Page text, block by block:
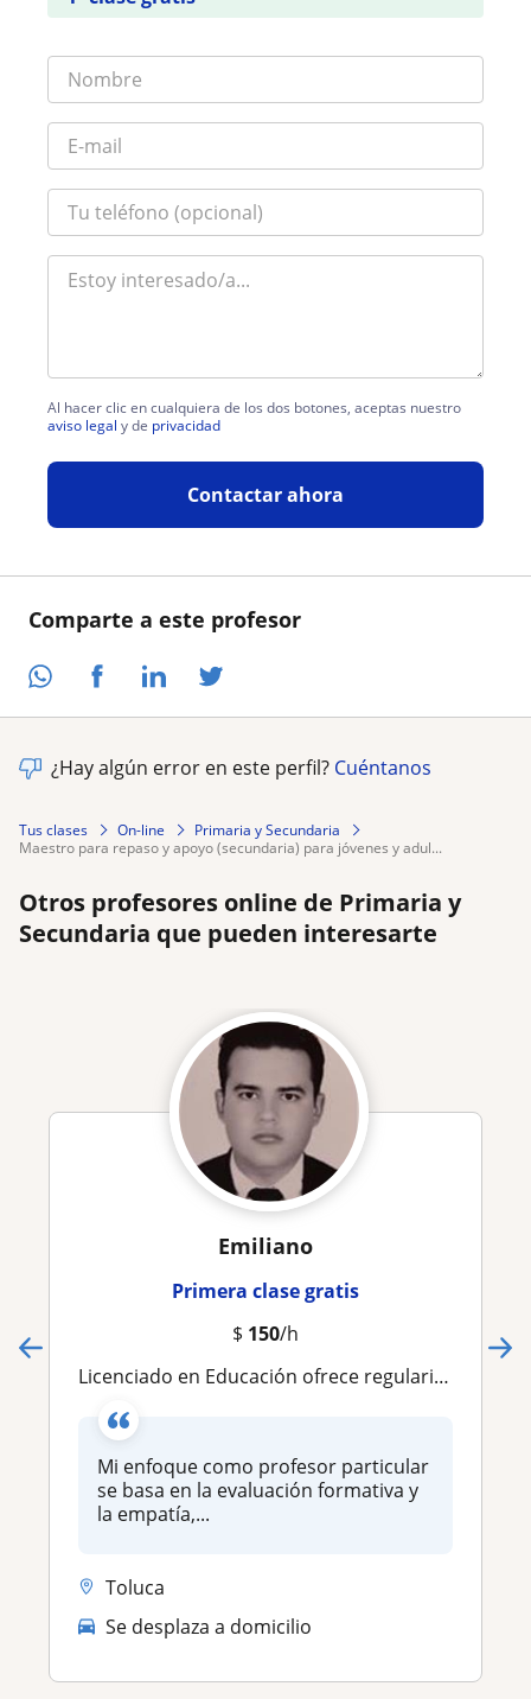
Comparte a este profesor
Al hacer clic en cualquiera de los dos botones, aceptas nuestro
aviso legal y de privacidad
Contactar ahora
¿Hay algún error en este perfil? Cuéntanos
Tus clases On-line
Primaria y Secundaria
maestro para repaso y apoyo (secundaria) para jóvenes y adul...
Otros profesores online de Primaria y
Secundaria que pueden interesarte
Emiliano
Primera clase gratis
$ 150/h
Licenciado en Educación ofrece regularización pedagógica y técnicas de estudio mediante una metodología formativa, empática y pers
Mi enfoque como profesor particular
se basa en la evaluación formativa y
la empatía,...
Toluca
Se desplaza a domicilio